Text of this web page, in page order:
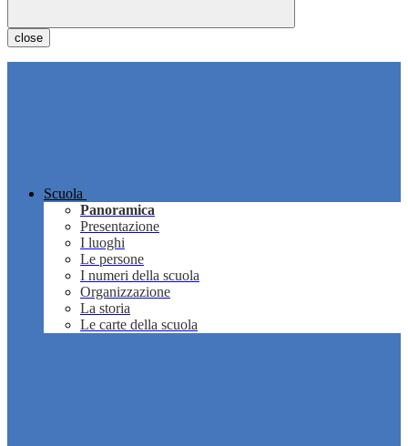
close
Scuola
Panoramica
Presentazione
I luoghi
Le persone
I numeri della scuola
Organizzazione
La storia
Le carte della scuola